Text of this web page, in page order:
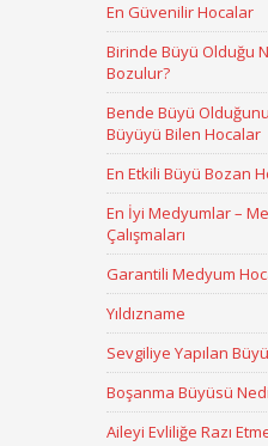
En Güvenilir Hocalar
Birinde Büyü Olduğu
Bozulur?
Bende Büyü Olduğunu
Büyüyü Bilen Hocalar
En Etkili Büyü Bozan
En İyi Medyumlar –
Çalışmaları
Garantili Medyum
Yıldızname
Sevgiliye Yapılan
Boşanma Büyüsü
Aileyi Evliliğe Razı